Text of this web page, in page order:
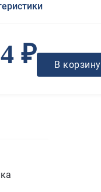
₽ В корзину